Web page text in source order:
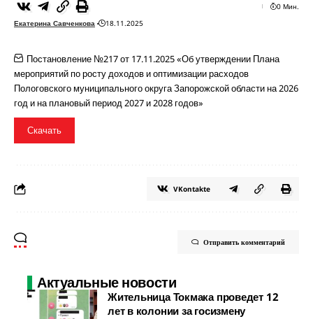
Екатерина Савченкова 18.11.2025
0 Мин.
Постановление №217 от 17.11.2025 «Об утверждении Плана
мероприятий по росту доходов и оптимизации расходов
Пологовского муниципального округа Запорожской области на 2026
год и на плановый период 2027 и 2028 годов»
Скачать
VKontakte
Отправить комментарий
Актуальные новости
Жительница Токмака проведет 12
лет в колонии за госизмену